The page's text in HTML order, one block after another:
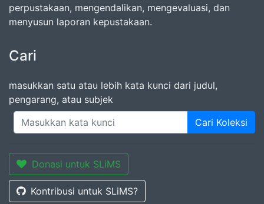
perpustakaan, mengendalikan, mengevaluasi, dan
menyusun laporan kepustakaan.
Cari
masukkan satu atau lebih kata kunci dari judul,
pengarang, atau subjek
Cari Koleksi
Donasi untuk SLiMS
Kontribusi untuk SLiMS?